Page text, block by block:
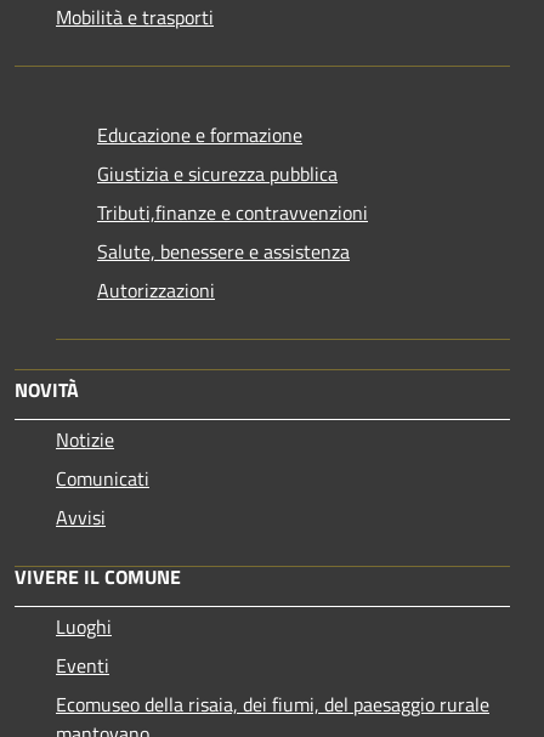
Mobilità e trasporti
Educazione e formazione
Giustizia e sicurezza pubblica
Tributi,finanze e contravvenzioni
Salute, benessere e assistenza
Autorizzazioni
NOVITÀ
Notizie
Comunicati
Avvisi
VIVERE IL COMUNE
Luoghi
Eventi
Ecomuseo della risaia, dei fiumi, del paesaggio rurale